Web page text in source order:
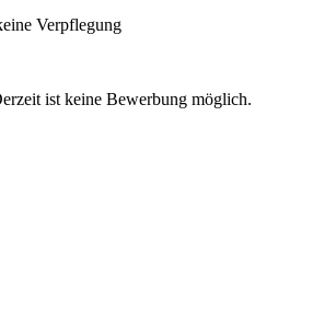
Verpflegung
ist keine Bewerbung möglich.